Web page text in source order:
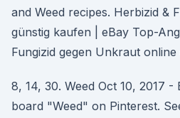
and Weed recipes. Herbizid &
günstig kaufen | eBay Top-
Fungizid gegen Unkraut
8, 14, 30. Weed Oct 10, 2017 -
board "Weed" on Pinterest.